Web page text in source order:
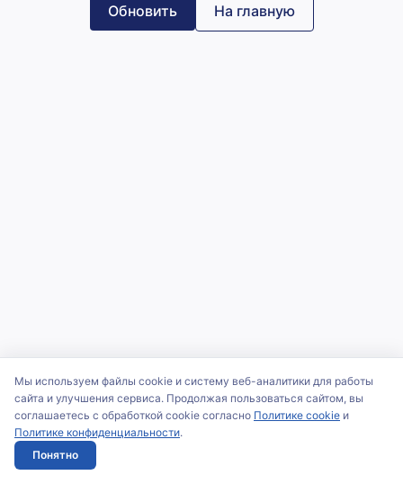
Обновить На главную
Мы используем файлы cookie и систему веб-аналитики для работы
сайта и улучшения сервиса. Продолжая пользоваться сайтом, вы
соглашаетесь с обработкой cookie согласно Политике cookie и
Политике конфиденциальности.
Понятно